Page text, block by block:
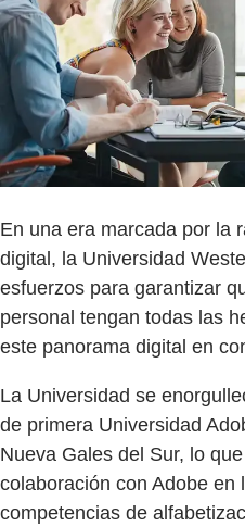
En una era marcada por la
digital, la Universidad
esfuerzos para garantizar
personal tengan todas las
este panorama digital en
La Universidad se
de primera Universidad
Nueva Gales del Sur, lo
colaboración con Adobe en
competencias de